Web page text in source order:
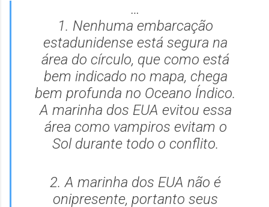
…
1. Nenhuma embarcação
estadunidense está segura na
área do círculo, que como está
bem indicado no mapa, chega
bem profunda no Oceano Índico.
A marinha dos EUA evitou essa
área como vampiros evitam o
Sol durante todo o conflito.
2. A marinha dos EUA não é
onipresente, portanto seus